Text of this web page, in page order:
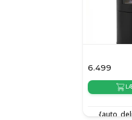
6.499